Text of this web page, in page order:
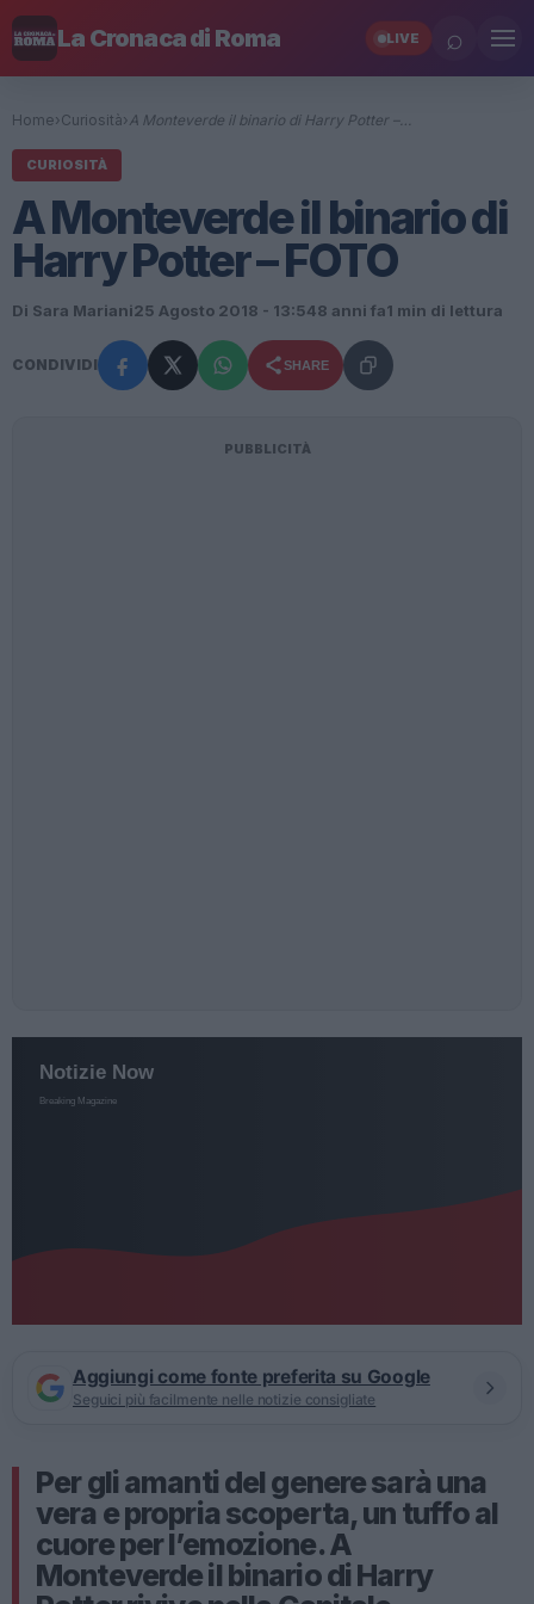
La Cronaca di Roma LIVE ⌕
Home› Curiosità› A Monteverde il binario di Harry Potter –…
CURIOSITÀ
A Monteverde il binario di
Harry Potter – FOTO
Di Sara Mariani25 Agosto 2018 - 13:548 anni fa1 min di lettura
CONDIVIDI SHARE
PUBBLICITÀ
Aggiungi come fonte preferita su Google
Seguici più facilmente nelle notizie consigliate
Per gli amanti del genere sarà una
vera e propria scoperta, un tuffo al
cuore per l’emozione. A
Monteverde il binario di Harry